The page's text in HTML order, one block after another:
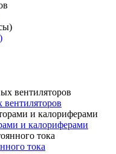
и калориферами
тока